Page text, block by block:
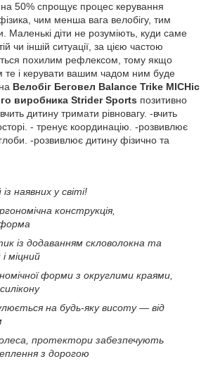
на 50% спрощує процес керування
чим менша вага велобігу, тим
Маленькі діти не розуміють, куди саме
чи іншій ситуації, за цією частою
похилим рефлексом, тому якщо
те і керувати вашим чадом ним буде
Велобіг Беговел Balance Trike MICHic
виробника Strider Sports позитивно
дитину тримати рівновагу. -вчить
- тренує координацію. -розвивлює
-розвивлює дитину фізично та
наявних у світі!
конструкція,
із додаванням скловолокна та
міцний
форми з округлими краями,
на будь-яку висоту — від
протектори забезпечують
з дорогою